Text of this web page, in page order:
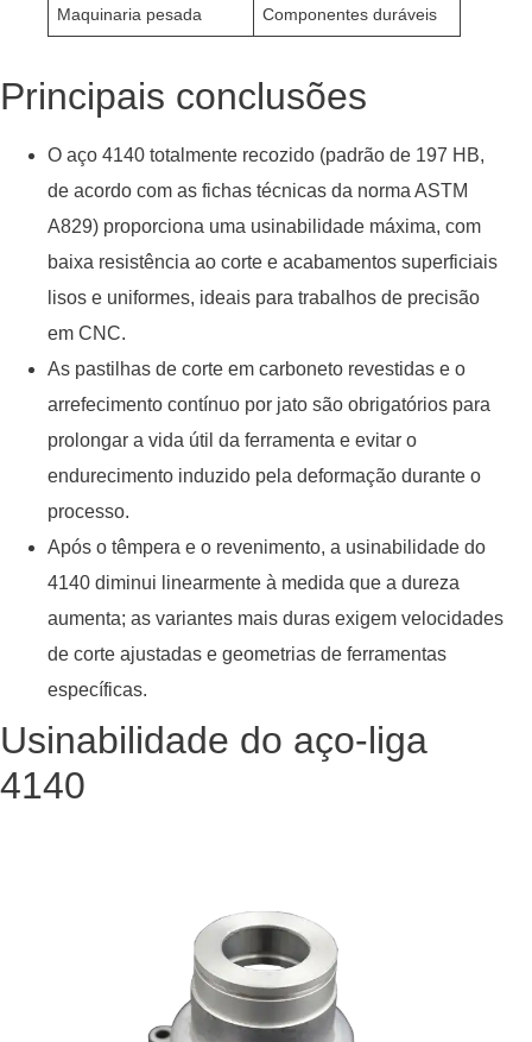
Maquinaria pesada Componentes duráveis
Principais conclusões
O aço 4140 totalmente recozido (padrão de 197 HB,
de acordo com as fichas técnicas da norma ASTM
A829) proporciona uma usinabilidade máxima, com
baixa resistência ao corte e acabamentos superficiais
lisos e uniformes, ideais para trabalhos de precisão
em CNC.
As pastilhas de corte em carboneto revestidas e o
arrefecimento contínuo por jato são obrigatórios para
prolongar a vida útil da ferramenta e evitar o
endurecimento induzido pela deformação durante o
processo.
Após o têmpera e o revenimento, a usinabilidade do
4140 diminui linearmente à medida que a dureza
aumenta; as variantes mais duras exigem velocidades
de corte ajustadas e geometrias de ferramentas
específicas.
Usinabilidade do aço-liga
4140